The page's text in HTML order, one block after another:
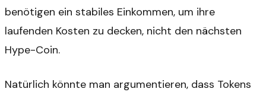
benötigen ein stabiles Einkommen, um ihre
laufenden Kosten zu decken, nicht den nächsten
Hype-Coin.
Natürlich könnte man argumentieren, dass Tokens